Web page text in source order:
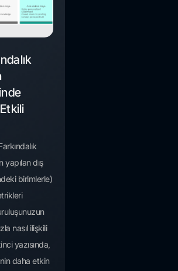
yapılan dış
birimlerle)
nasıl ilişkili
yazısında,
daha etkin